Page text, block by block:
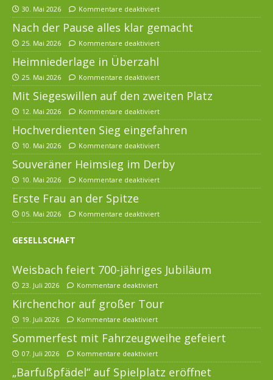
30. Mai 2026 Kommentare deaktiviert
Nach der Pause alles klar gemacht
25. Mai 2026 Kommentare deaktiviert
Heimniederlage in Überzahl
25. Mai 2026 Kommentare deaktiviert
Mit Siegeswillen auf den zweiten Platz
12. Mai 2026 Kommentare deaktiviert
Hochverdienten Sieg eingefahren
10. Mai 2026 Kommentare deaktiviert
Souveräner Heimsieg im Derby
10. Mai 2026 Kommentare deaktiviert
Erste Frau an der Spitze
05. Mai 2026 Kommentare deaktiviert
GESELLSCHAFT
Weisbach feiert 700-jähriges Jubiläum
23. Juli 2026 Kommentare deaktiviert
Kirchenchor auf großer Tour
19. Juli 2026 Kommentare deaktiviert
Sommerfest mit Fahrzeugweihe gefeiert
07. Juli 2026 Kommentare deaktiviert
„Barfußpfädel“ auf Spielplatz eröffnet